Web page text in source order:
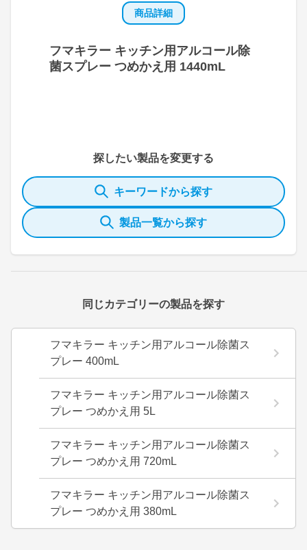
商品詳細
フマキラー キッチン用アルコール除
菌スプレー つめかえ用 1440mL
探したい製品を変更する
キーワードから探す
製品一覧から探す
同じカテゴリーの製品を探す
フマキラー キッチン用アルコール除菌ス
プレー 400mL
フマキラー キッチン用アルコール除菌ス
プレー つめかえ用 5L
フマキラー キッチン用アルコール除菌ス
プレー つめかえ用 720mL
フマキラー キッチン用アルコール除菌ス
プレー つめかえ用 380mL